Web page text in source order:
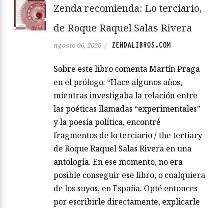
Zenda recomienda: Lo terciario,
de Roque Raquel Salas Rivera
agosto 06, 2026 / ZENDALIBROS.COM
Sobre este libro comenta Martín Praga
en el prólogo: “Hace algunos años,
mientras investigaba la relación entre
las poéticas llamadas “experimentales”
y la poesía política, encontré
fragmentos de lo terciario / the tertiary
de Roque Raquel Salas Rivera en una
antología. En ese momento, no era
posible conseguir ese libro, o cualquiera
de los suyos, en España. Opté entonces
por escribirle directamente, explicarle